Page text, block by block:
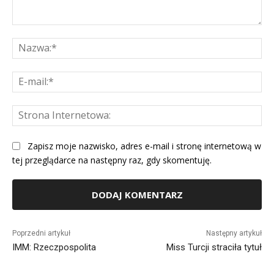
Zapisz moje nazwisko, adres e-mail i stronę internetową w
tej przeglądarce na następny raz, gdy skomentuję.
Poprzedni artykuł
IMM: Rzeczpospolita
Następny artykuł
Miss Turcji straciła tytuł